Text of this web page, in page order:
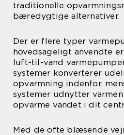
traditionelle
bæredygtige alternativer.
Der er flere typer
hovedsageligt anvendte
luft-til-vand
systemer konverterer
opvarmning indenfor,
systemer udnytter
opvarme vandet i dit
Med de ofte blæsende